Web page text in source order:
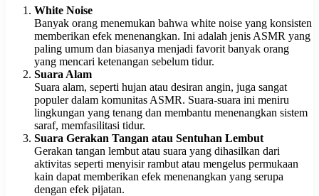
White Noise
Banyak orang menemukan bahwa white noise yang konsisten
memberikan efek menenangkan. Ini adalah jenis ASMR yang
paling umum dan biasanya menjadi favorit banyak orang
yang mencari ketenangan sebelum tidur.
Suara Alam
Suara alam, seperti hujan atau desiran angin, juga sangat
populer dalam komunitas ASMR. Suara-suara ini meniru
lingkungan yang tenang dan membantu menenangkan sistem
saraf, memfasilitasi tidur.
Suara Gerakan Tangan atau Sentuhan Lembut
Gerakan tangan lembut atau suara yang dihasilkan dari
aktivitas seperti menyisir rambut atau mengelus permukaan
kain dapat memberikan efek menenangkan yang serupa
dengan efek pijatan.